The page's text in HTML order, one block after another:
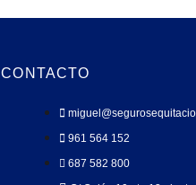
CONTACTO
961 564 152
687 582 800